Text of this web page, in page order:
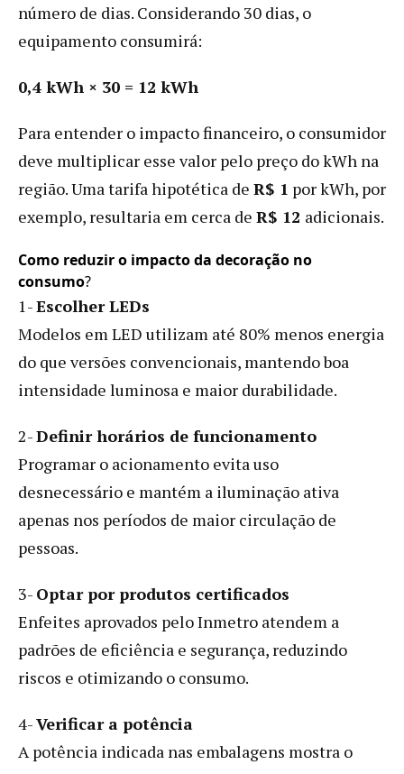
número de dias. Considerando 30 dias, o
equipamento consumirá:
0,4 kWh × 30 = 12 kWh
Para entender o impacto financeiro, o consumidor
deve multiplicar esse valor pelo preço do kWh na
região. Uma tarifa hipotética de R$ 1 por kWh, por
exemplo, resultaria em cerca de R$ 12 adicionais.
Como reduzir o impacto da decoração no
consumo?
1-Escolher LEDs
Modelos em LED utilizam até 80% menos energia
do que versões convencionais, mantendo boa
intensidade luminosa e maior durabilidade.
2-Definir horários de funcionamento
Programar o acionamento evita uso
desnecessário e mantém a iluminação ativa
apenas nos períodos de maior circulação de
pessoas.
3- Optar por produtos certificados
Enfeites aprovados pelo Inmetro atendem a
padrões de eficiência e segurança, reduzindo
riscos e otimizando o consumo.
4-Verificar a potência
A potência indicada nas embalagens mostra o